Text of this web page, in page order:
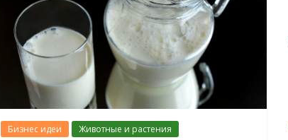
Бизнес идеи Животные и растения